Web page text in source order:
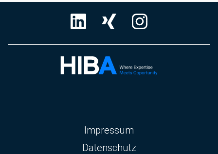
Navigation
überspringen
Impressum
Datenschutz